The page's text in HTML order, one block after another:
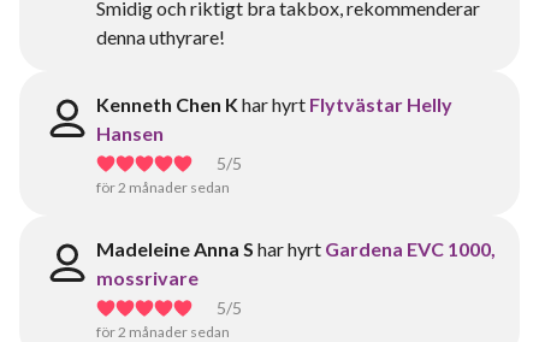
Smidig och riktigt bra takbox, rekommenderar
denna uthyrare!
Kenneth Chen K har hyrt Flytvästar Helly
Hansen
5/5
för 2 månader sedan
Madeleine Anna S har hyrt Gardena EVC 1000,
mossrivare
5/5
för 2 månader sedan